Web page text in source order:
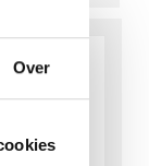
Over